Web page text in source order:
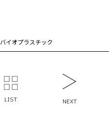
バイオプラスチック
LIST NEXT